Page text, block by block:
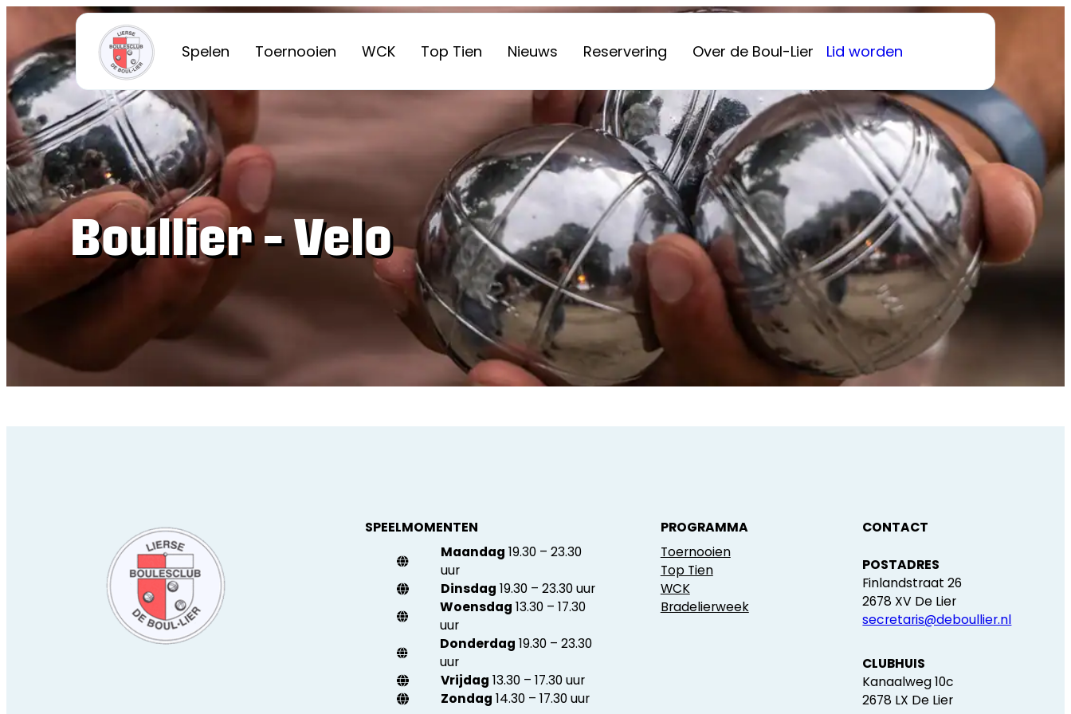
Spelen Toernooien WCK Top Tien Nieuws Reservering Over de Boul-Lier Lid worden
Boullier – Velo
SPEELMOMENTEN
Maandag 19.30 – 23.30
uur
Dinsdag 19.30 – 23.30 uur
Woensdag 13.30 – 17.30
uur
Donderdag 19.30 – 23.30
uur
Vrijdag 13.30 – 17.30 uur
Zondag 14.30 – 17.30 uur
PROGRAMMA
Toernooien
Top Tien
WCK
Bradelierweek
CONTACT
POSTADRES
Finlandstraat 26
2678 XV De Lier
secretaris@deboullier.nl
CLUBHUIS
Kanaalweg 10c
2678 LX De Lier